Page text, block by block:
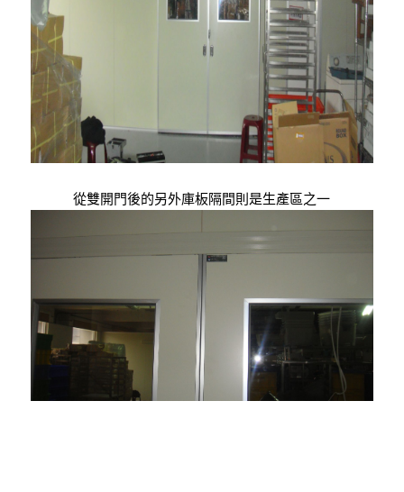
從雙開門後的另外庫板隔間則是生產區之一